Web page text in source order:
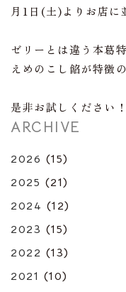
月1日(土)よりお店に
ゼリーとは違う本葛
えめのこし餡が特徴
是非お試しください！
ARCHIVE
2026 (15)
2025 (21)
2024 (12)
2023 (15)
2022 (13)
2021 (10)